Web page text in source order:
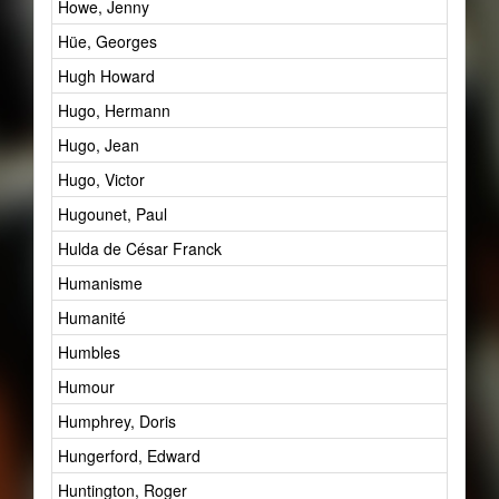
Howe, Jenny
Hüe, Georges
Hugh Howard
Hugo, Hermann
Hugo, Jean
Hugo, Victor
Hugounet, Paul
Hulda de César Franck
Humanisme
Humanité
Humbles
Humour
Humphrey, Doris
Hungerford, Edward
Huntington, Roger